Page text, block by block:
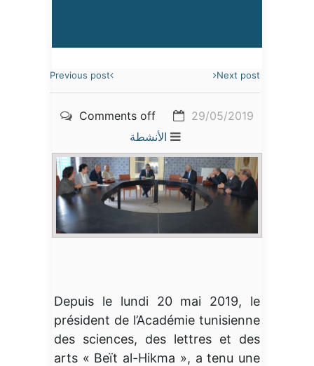
Previous post Next post
29/05/2019
Comments off
الأنشطة
Depuis le lundi 20 mai 2019, le
président de l’Académie tunisienne
des sciences, des lettres et des
arts « Beït al-Hikma », a tenu une